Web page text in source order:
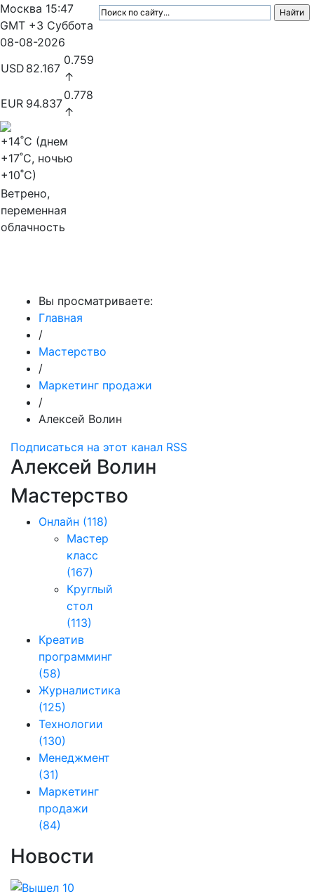
Москва 15:47
GMT +3 Суббота
08-08-2026
USD 82.167
0.759
↑
EUR 94.837
0.778
↑
+14˚C (днем
+17˚C, ночью
+10˚C)
Ветрено,
переменная
облачность
Вы просматриваете:
Главная
/
Мастерство
/
Маркетинг продажи
/
Алексей Волин
Подписаться на этот канал RSS
Алексей Волин
Мастерство
Онлайн (118)
Мастер
класс
(167)
Круглый
стол
(113)
Креатив
программинг
(58)
Журналистика
(125)
Технологии
(130)
Менеджмент
(31)
Маркетинг
продажи
(84)
Новости